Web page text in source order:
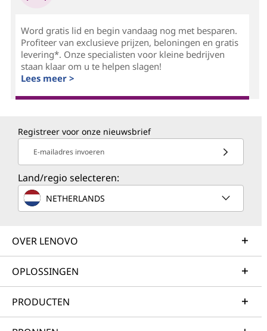
Word gratis lid en begin vandaag nog met besparen.
Profiteer van exclusieve prijzen, beloningen en gratis
levering*. Onze specialisten voor kleine bedrijven
staan klaar om u te helpen slagen!
Lees meer >
Registreer voor onze nieuwsbrief
E-mailadres invoeren
Land/regio selecteren:
NETHERLANDS
OVER LENOVO
OPLOSSINGEN
PRODUCTEN